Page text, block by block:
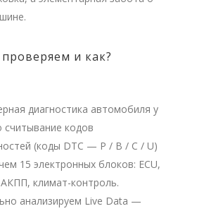
и как?
диагностика автомобиля у
кодов
(коды DTC — P / B / C / U)
15 электронных блоков: ECU,
АКПП, климат-контроль.
анализируем Live Data —